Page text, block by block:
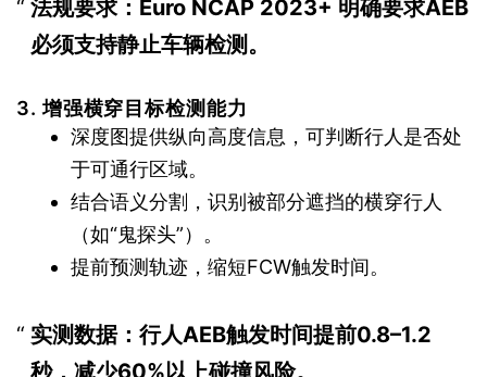
法规要求：Euro NCAP 2023+ 明确要求AEB
必须支持静止车辆检测。
3.增强横穿目标检测能力
深度图提供纵向高度信息，可判断行人是否处
于可通行区域。
结合语义分割，识别被部分遮挡的横穿行人
（如“鬼探头”）。
提前预测轨迹，缩短FCW触发时间。
实测数据：行人AEB触发时间提前0.8–1.2
秒，减少60%以上碰撞风险。